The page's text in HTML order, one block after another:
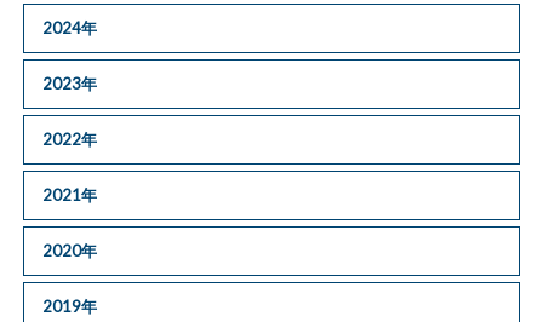
2024年
2023年
2022年
2021年
2020年
2019年